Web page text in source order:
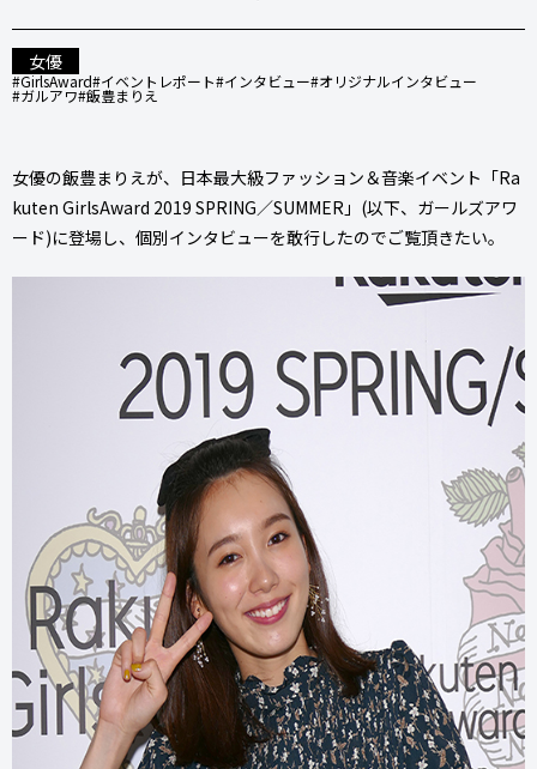
女優
#GirlsAward#イベントレポート#インタビュー#オリジナルインタビュー
#ガルアワ#飯豊まりえ
女優の飯豊まりえが、日本最大級ファッション＆音楽イベント「Ra
kuten GirlsAward 2019 SPRING／SUMMER」(以下、ガールズアワ
ード)に登場し、個別インタビューを敢行したのでご覧頂きたい。